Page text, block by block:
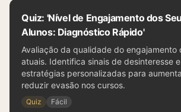
Quiz: 'Nível de Engajamento dos
Alunos: Diagnóstico Rápido'
Avaliação da qualidade do engajamento
atuais. Identifica sinais de desinteresse
estratégias personalizadas para
reduzir evasão nos cursos.
Quiz Fácil